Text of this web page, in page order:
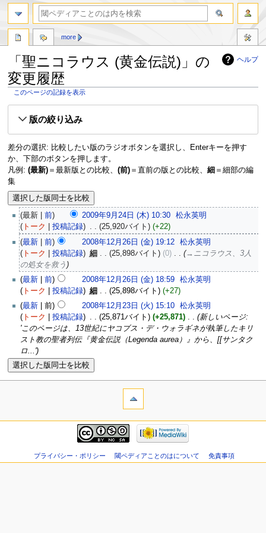
ヘルプ
「聖ニコラウス (黄金伝説)」の
変更履歴
このページの記録を表示
ゲ
ー
シ
ョ
ン
移
に
移
動
版の絞り込み
差分の選択: 比較したい版のラジオボタンを選択し、Enterキーを押す
か、下部のボタンを押します。
凡例: (最新)＝最新版との比較、 (前)＝直前の版との比較、 細 ＝細部の編
集
最新 前 2009年9月24日 (木) 10:30
松永英明
トーク
投稿記録 25,920バイト
+22
最新
前 2008年12月26日 (金) 19:12
松永英明
トーク
投稿記録 細 25,898バイト 0 ‎
→‎ニコラウス、3人
の処女を救う
最新
前 2008年12月26日 (金) 18:59
松永英明
トーク
投稿記録 細 25,898バイト
+27
最新
前 2008年12月23日 (火) 15:10
松永英明
トーク
投稿記録 25,871バイト +25,871 ‎
新しいページ:
'このページは、13世紀にヤコブス・デ・ウォラギネが執筆したキリ
スト教の聖者列伝『黄金伝説（Legenda aurea）』から、[[サンタク
ロ...'
more
プライバシー・ポリシー 閾ペディアことのはについて 免責事項